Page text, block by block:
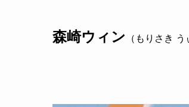
森崎ウィン （もりさき う